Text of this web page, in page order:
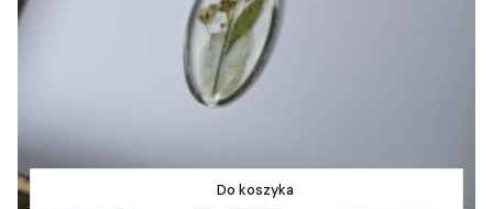
Do koszyka